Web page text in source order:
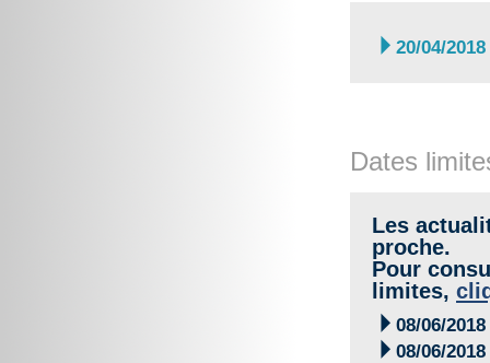
 20/04/2018
Dates
Les
proche.
Pour
limites,
 08/06/2018
 08/06/2018